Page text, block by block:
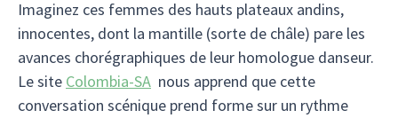
Imaginez ces femmes des hauts plateaux andins,
innocentes, dont la mantille (sorte de châle) pare les
avances chorégraphiques de leur homologue danseur.
Le site Colombia-SA nous apprend que cette
conversation scénique prend forme sur un rythme